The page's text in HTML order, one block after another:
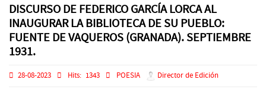
DISCURSO DE FEDERICO GARCÍA LORCA AL
INAUGURAR LA BIBLIOTECA DE SU PUEBLO:
FUENTE DE VAQUEROS (GRANADA). SEPTIEMBRE
1931.
28-08-2023 Hits: 1343 POESIA Director de Edición